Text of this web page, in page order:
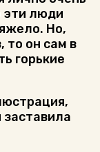
эти люди
Но,
то он сам в
горькие
заставила